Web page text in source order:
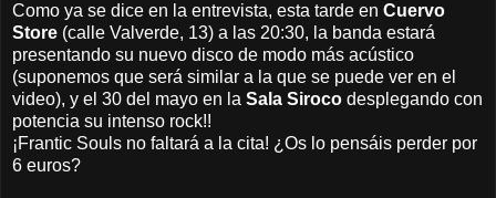
Como ya se dice en la entrevista, esta tarde en Cuervo
Store (calle Valverde, 13) a las 20:30, la banda estará
presentando su nuevo disco de modo más acústico
(suponemos que será similar a la que se puede ver en el
video), y el 30 del mayo en la Sala Siroco desplegando con
potencia su intenso rock!!
¡Frantic Souls no faltará a la cita! ¿Os lo pensáis perder por
6 euros?